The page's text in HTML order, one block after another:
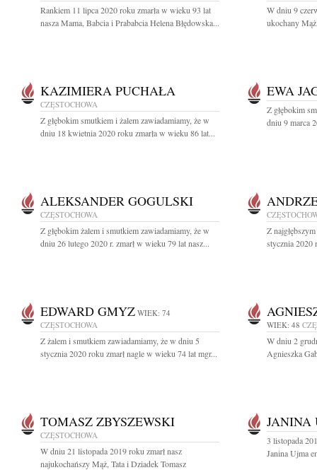
Rankiem 11 lipca 2020 roku zmarła w wieku 93 lat
nasza Mama, Babcia i Prababcia Helena Błędowska...
W dniu 9
ukochany
KAZIMIERA PUCHAŁA
CZĘSTOCHOWA
Z głębokim smutkiem i żalem zawiadamiamy, że w
dniu 18 kwietnia 2020 roku zmarła w wieku 86 lat...
EWA
Z głębokim
dniu 9 marca
ALEKSANDER GOGULSKI
CZĘSTOCHOWA
Z głębokim żalem i smutkiem zawiadamiamy, że w
dniu 26 lutego 2020 r. zmarł w wieku 79 lat nasz...
Z
stycznia 2020
EDWARD GMYZ WIEK: 74
CZĘSTOCHOWA
Z żalem i smutkiem zawiadamiamy, że w dniu 5
stycznia 2020 roku zmarł nagle w wieku 74 lat mgr...
WIEK: 48
W dniu 2
Agnieszka
TOMASZ ZBYSZEWSKI
CZĘSTOCHOWA
W dniu 21 listopada 2019 roku zmarł nasz
najukochańszy Mąż, Tata i Dziadek Tomasz
JANINA
3 listopada
Janina Ujma